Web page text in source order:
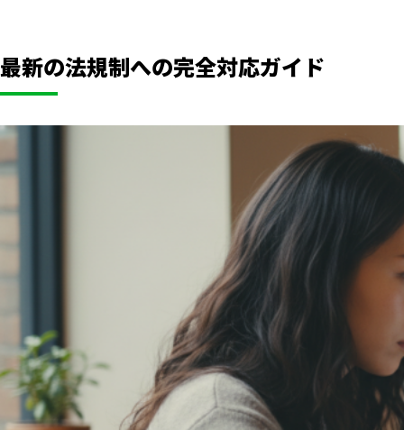
最新の法規制への完全対応ガイド